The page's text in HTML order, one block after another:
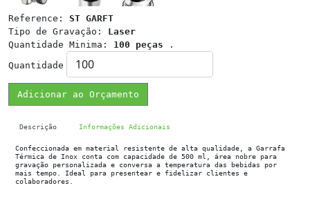
Reference: ST GARFT
Tipo de Gravação: Laser
Quantidade Minima: 100 peças .
Quantidade
Adicionar ao Orçamento
Descrição Informações Adicionais
Confeccionada em material resistente de alta qualidade, a Garrafa
Térmica de Inox conta com capacidade de 500 ml, área nobre para
gravação personalizada e conversa a temperatura das bebidas por
mais tempo. Ideal para presentear e fidelizar clientes e
colaboradores.